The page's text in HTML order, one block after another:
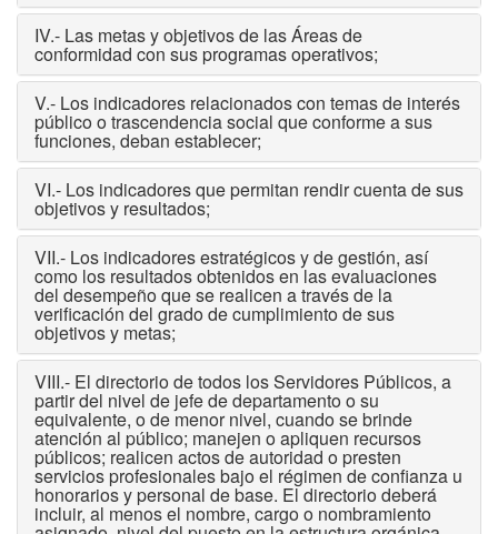
IV.- Las metas y objetivos de las Áreas de
conformidad con sus programas operativos;
V.- Los indicadores relacionados con temas de interés
público o trascendencia social que conforme a sus
funciones, deban establecer;
VI.- Los indicadores que permitan rendir cuenta de sus
objetivos y resultados;
VII.- Los indicadores estratégicos y de gestión, así
como los resultados obtenidos en las evaluaciones
del desempeño que se realicen a través de la
verificación del grado de cumplimiento de sus
objetivos y metas;
VIII.- El directorio de todos los Servidores Públicos, a
partir del nivel de jefe de departamento o su
equivalente, o de menor nivel, cuando se brinde
atención al público; manejen o apliquen recursos
públicos; realicen actos de autoridad o presten
servicios profesionales bajo el régimen de confianza u
honorarios y personal de base. El directorio deberá
incluir, al menos el nombre, cargo o nombramiento